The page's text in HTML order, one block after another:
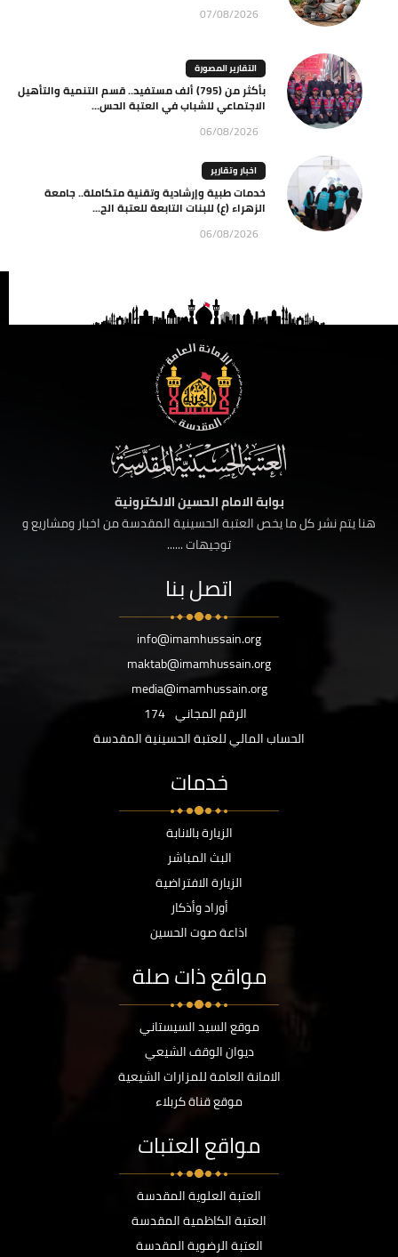
07/08/2026
التقارير المصورة
بأكثر من (795) ألف مستفيد.. قسم التنمية والتأهيل
الاجتماعي للشباب في العتبة الحس...
06/08/2026
اخبار وتقارير
خدمات طبية وإرشادية وتقنية متكاملة.. جامعة
الزهراء (ع) للبنات التابعة للعتبة الح...
06/08/2026
بوابة الامام الحسين الالكترونية
هنا يتم نشر كل ما يخص العتبة الحسينية المقدسة من اخبار ومشاريع و
توجيهات ......
اتصل بنا
info@imamhussain.org
maktab@imamhussain.org
media@imamhussain.org
الرقم المجاني 174
الحساب المالي للعتبة الحسينية المقدسة
خدمات
الزيارة بالانابة
البث المباشر
الزيارة الافتراضية
أوراد وأذكار
اذاعة صوت الحسين
مواقع ذات صلة
موقع السيد السيستاني
ديوان الوقف الشيعي
الامانة العامة للمزارات الشيعية
موقع قناة كربلاء
مواقع العتبات
العتبة العلوية المقدسة
العتبة الكاظمية المقدسة
العتبة الرضوية المقدسة